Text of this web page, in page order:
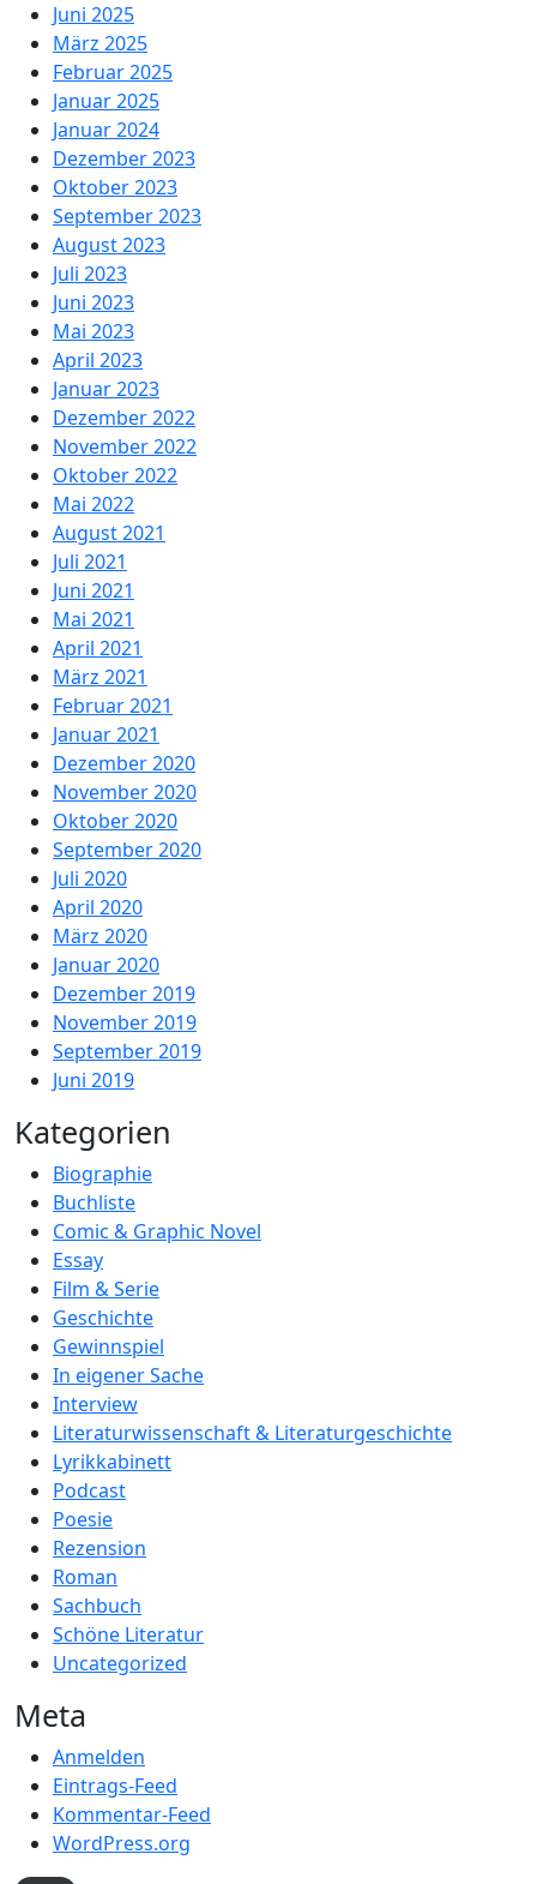
Juni 2025
März 2025
Februar 2025
Januar 2025
Januar 2024
Dezember 2023
Oktober 2023
September 2023
August 2023
Juli 2023
Juni 2023
Mai 2023
April 2023
Januar 2023
Dezember 2022
November 2022
Oktober 2022
Mai 2022
August 2021
Juli 2021
Juni 2021
Mai 2021
April 2021
März 2021
Februar 2021
Januar 2021
Dezember 2020
November 2020
Oktober 2020
September 2020
Juli 2020
April 2020
März 2020
Januar 2020
Dezember 2019
November 2019
September 2019
Juni 2019
Kategorien
Biographie
Buchliste
Comic & Graphic Novel
Essay
Film & Serie
Geschichte
Gewinnspiel
In eigener Sache
Interview
Literaturwissenschaft & Literaturgeschichte
Lyrikkabinett
Podcast
Poesie
Rezension
Roman
Sachbuch
Schöne Literatur
Uncategorized
Meta
Anmelden
Eintrags-Feed
Kommentar-Feed
WordPress.org